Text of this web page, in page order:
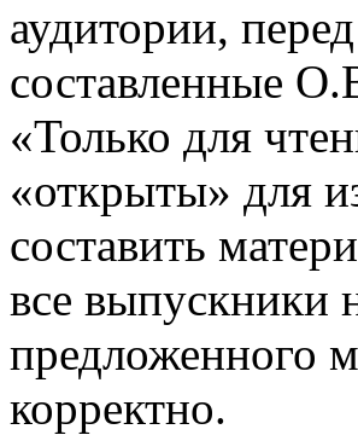
аудитории,
составленные
«Только для
«открыты» для
составить
все выпускники
предложенного
корректно.